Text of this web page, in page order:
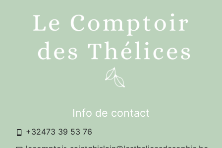
Info de contact
+32473 39 53 76